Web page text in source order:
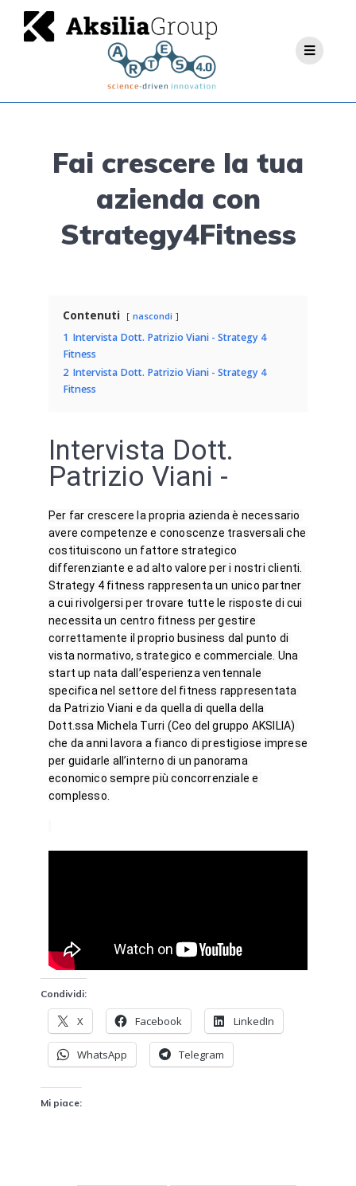
Fai crescere la tua
azienda con
Strategy4Fitness
Contenuti nascondi
1 Intervista Dott. Patrizio Viani - Strategy 4
Fitness
2 Intervista Dott. Patrizio Viani - Strategy 4
Fitness
Intervista Dott.
Patrizio Viani -
Strategy 4 Fitness
Per far crescere la propria azienda è necessario
avere competenze e conoscenze trasversali che
costituiscono un fattore strategico
differenziante e ad alto valore per i nostri clienti.
Strategy 4 fitness rappresenta un unico partner
a cui rivolgersi per trovare tutte le risposte di cui
necessita un centro fitness per gestire
correttamente il proprio business dal punto di
vista normativo, strategico e commerciale. Una
start up nata dall’esperienza ventennale
specifica nel settore del fitness rappresentata
da Patrizio Viani e da quella di quella della
Dott.ssa Michela Turri (Ceo del gruppo AKSILIA)
che da anni lavora a fianco di prestigiose imprese
per guidarle all’interno di un panorama
economico sempre più concorrenziale e
complesso.
Condividi:
X Facebook LinkedIn
WhatsApp Telegram
Mi piace: